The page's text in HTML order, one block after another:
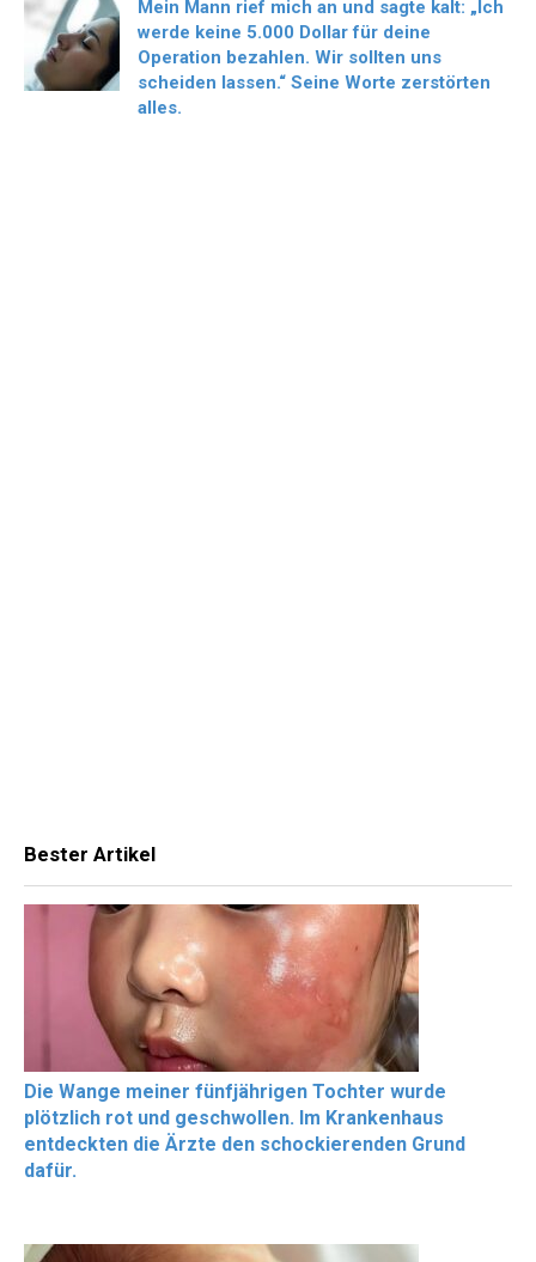
Mein Mann rief mich an und sagte kalt: „Ich
werde keine 5.000 Dollar für deine
Operation bezahlen. Wir sollten uns
scheiden lassen.“ Seine Worte zerstörten
alles.
Bester Artikel
Die Wange meiner fünfjährigen Tochter wurde
plötzlich rot und geschwollen. Im Krankenhaus
entdeckten die Ärzte den schockierenden Grund
dafür.